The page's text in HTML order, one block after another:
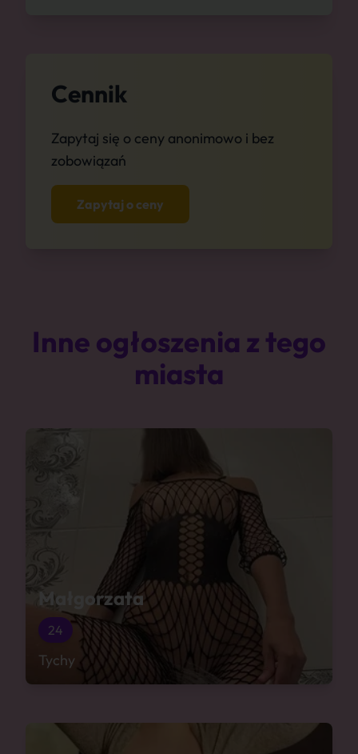
Cennik
Zapytaj się o ceny anonimowo i bez
zobowiązań
Zapytaj o ceny
Inne ogłoszenia z tego
miasta
Małgorzata
24
Tychy